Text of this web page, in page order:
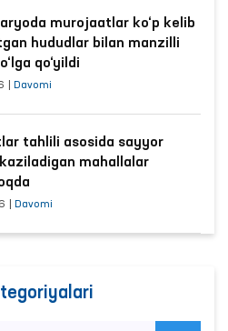
murojaatlar ko‘p kelib
hududlar bilan manzilli
qo‘yildi
Davomi
tahlili asosida sayyor
mahallalar
Davomi